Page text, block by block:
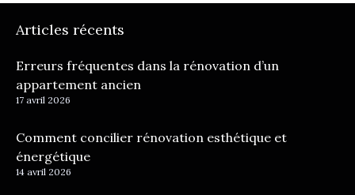
Articles récents
Erreurs fréquentes dans la rénovation d’un
appartement ancien
17 avril 2026
Comment concilier rénovation esthétique et
énergétique
14 avril 2026